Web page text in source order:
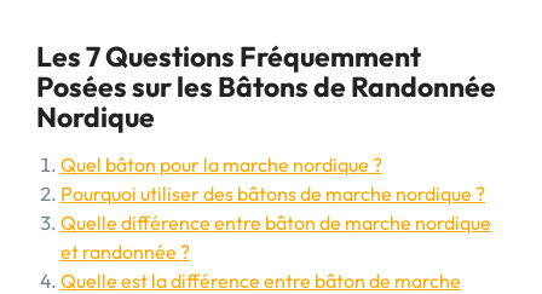
Les 7 Questions Fréquemment
Posées sur les Bâtons de Randonnée
Nordique
Quel bâton pour la marche nordique ?
Pourquoi utiliser des bâtons de marche nordique ?
Quelle différence entre bâton de marche nordique
et randonnée ?
Quelle est la différence entre bâton de marche